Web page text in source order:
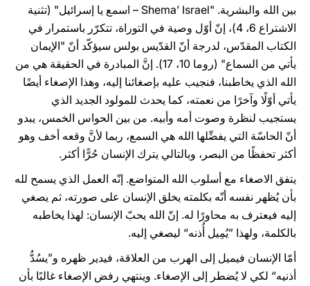
بين الله والبشرية. "Shema’ Israel – اسمع يا إسرائيل" (تثنية
الاشتراع 6، 4)، إنّ أوّل وصية في التوراة، تتكرّر باستمرار في
الكتاب المقدّس، لدرجة أنّ القدّيس بولس سيؤكّد أنّ "الإيمان
يأتي من السماع" (روما 10، 17). إنَّ المبادرة في الحقيقة هي من
الله الذي يخاطبنا، فنجيب عليه بإصغائنا إليه، وهذا الإصغاء أيضًا
يأتي أوّلًا وآخرًا من نعمته، كما يحدث للمولود الجديد الذي
يستجيب لنظرة وصوت أمه وأبيه. من بين الحواس الخمس، يبدو
أنّ الحاسّة التي يفضِّلها الله هي السمع، ربما لأنَّ وقعه أخف وهو
أكثر تحفظًا من البصر، وبالتالي يترك الإنسان حُرًّا أكثر.
يتفق الاصغاء مع أسلوب الله المتواضع. إنّه العمل الذي يسمح لله
بأن يُظهر نفسه أنّه بكلمته يخلق الإنسان على صورته، ثم يصغي
إليه فيعترف به محاورًا له. إنّ الله يحبّ الإنسان: لهذا يخاطبه
بالكلمة، ولهذا ”يُمِيل أُذنه“ ليصغي إليه.
أمّا الإنسان فيميل إلى الهرب من العلاقة، فيدير ظهره و”يسُدُّ
أذنيه“ لكي لا يُضطر إلى الإصغاء. وينتهي رفض الإصغاء غالبًا بأن